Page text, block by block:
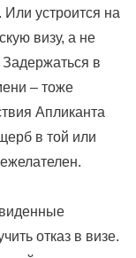
Или устроится на
визу, а не
в
– тоже
Апликанта
в той или
отказ в визе.